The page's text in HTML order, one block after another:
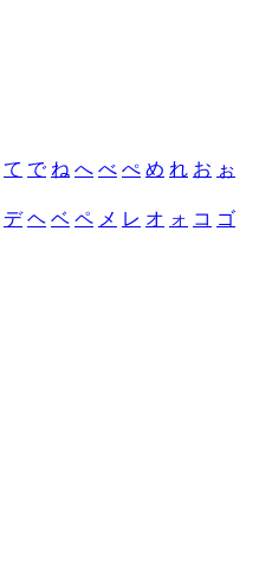
て で ね へ べ ぺ め れ お ぉ
デ ヘ ベ ペ メ レ オ ォ コ ゴ